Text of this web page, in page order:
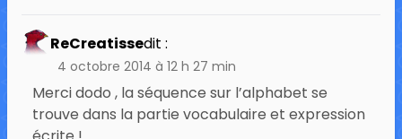
ReCreatissedit :
4 octobre 2014 à 12 h 27 min
Merci dodo , la séquence sur l’alphabet se
trouve dans la partie vocabulaire et expression